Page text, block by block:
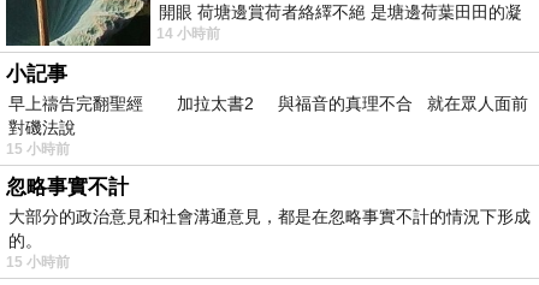
開眼 荷塘邊賞荷者絡繹不絕 是塘邊荷葉田田的凝
望 風中飄逸的是映日荷花別樣紅
14 小時前
小記事
早上禱告完翻聖經 加拉太書2 與福音的真理不合 就在眾人面前
對磯法說
15 小時前
忽略事實不計
大部分的政治意見和社會溝通意見，都是在忽略事實不計的情況下形成
的。
15 小時前